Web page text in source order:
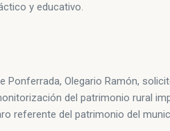
y educativo.
Ponferrada, Olegario Ramón,
del patrimonio rural
referente del patrimonio del